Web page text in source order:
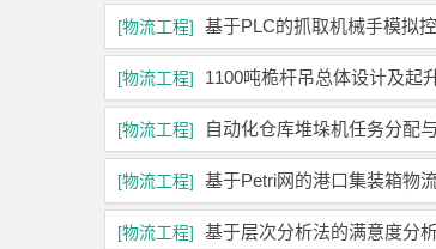
[物流工程] 基于PLC的抓取机械手模拟
[物流工程] 1100吨桅杆吊总体设计及起
[物流工程] 自动化仓库堆垛机任务分配
[物流工程] 基于Petri网的港口集装箱物
[物流工程] 基于层次分析法的满意度分